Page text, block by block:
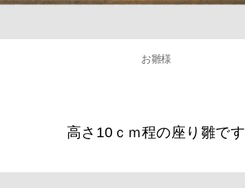
お雛様
高さ10ｃｍ程の座り雛です